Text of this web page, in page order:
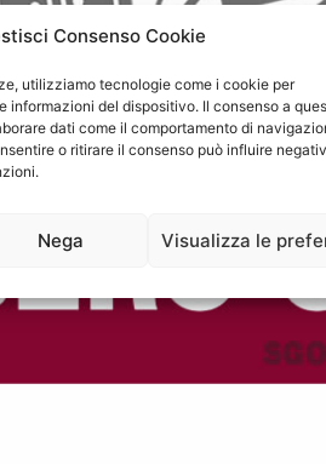
Consenso Cookie
utilizziamo tecnologie come i cookie per
informazioni del dispositivo. Il consenso a
dati come il comportamento di
o ritirare il consenso può influire
Nega Visualizza le